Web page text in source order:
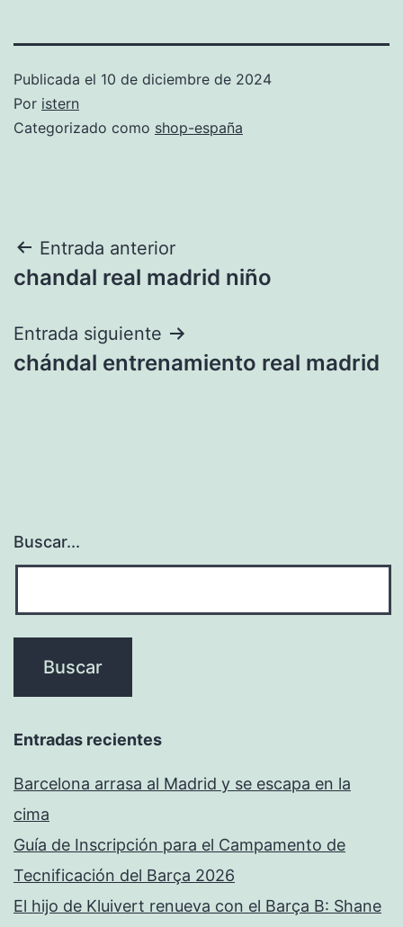
Publicada el 10 de diciembre de 2024
Por istern
Categorizado como shop-españa
Navegación
de
entradas
Entrada anterior
chandal real madrid niño
Entrada siguiente
chándal entrenamiento real madrid
Buscar...
Entradas recientes
Barcelona arrasa al Madrid y se escapa en la
cima
Guía de Inscripción para el Campamento de
Tecnificación del Barça 2026
El hijo de Kluivert renueva con el Barça B: Shane